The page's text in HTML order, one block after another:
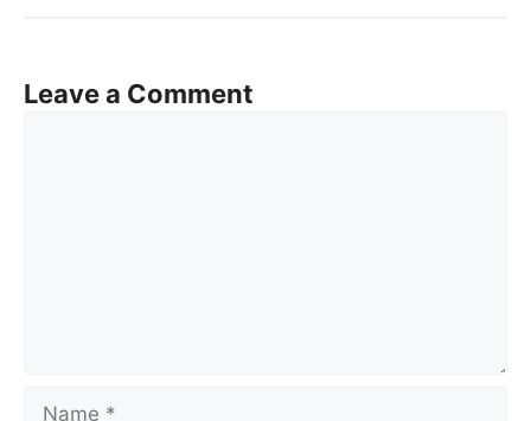
Leave a Comment
Name